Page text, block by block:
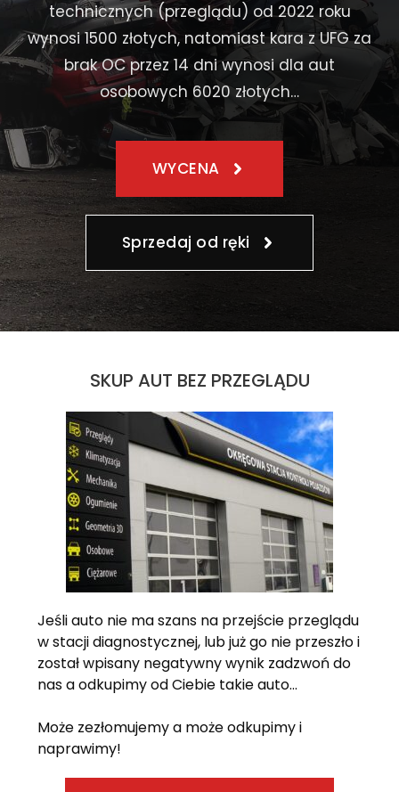
technicznych (przeglądu) od 2022 roku
wynosi 1500 złotych, natomiast kara z UFG za
brak OC przez 14 dni wynosi dla aut
osobowych 6020 złotych…
WYCENA
Sprzedaj od ręki
SKUP AUT BEZ PRZEGLĄDU
Jeśli auto nie ma szans na przejście przeglądu
w stacji diagnostycznej, lub już go nie przeszło i
został wpisany negatywny wynik zadzwoń do
nas a odkupimy od Ciebie takie auto…
Może zezłomujemy a może odkupimy i
naprawimy!